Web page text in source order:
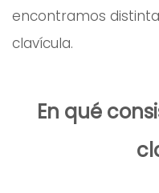
encontramos
clavícula.
En qué